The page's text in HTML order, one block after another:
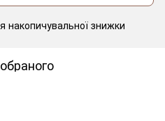
накопичувальної знижки